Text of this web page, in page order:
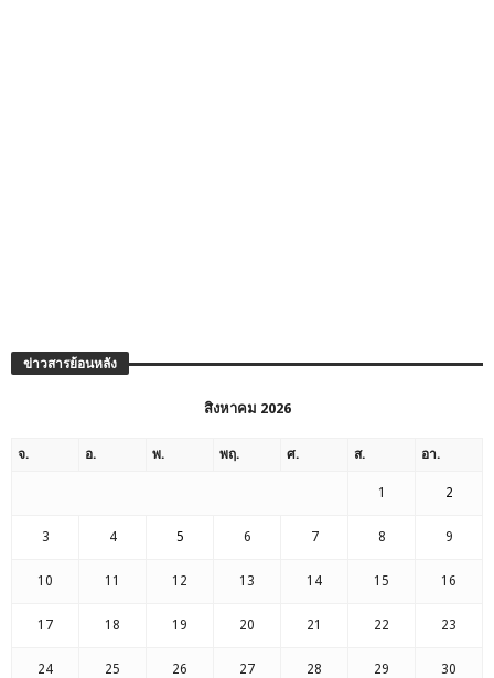
ข่าวสารย้อนหลัง
สิงหาคม 2026
จ. อ. พ. พฤ. ศ. ส. อา.
1 2
3 4 5 6 7 8 9
10 11 12 13 14 15 16
17 18 19 20 21 22 23
24 25 26 27 28 29 30